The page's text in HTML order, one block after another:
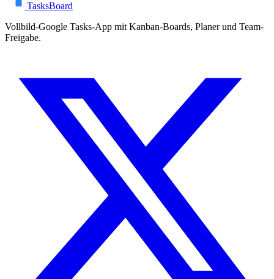
TasksBoard
Vollbild-Google Tasks-App mit Kanban-Boards, Planer und Team-
Freigabe.